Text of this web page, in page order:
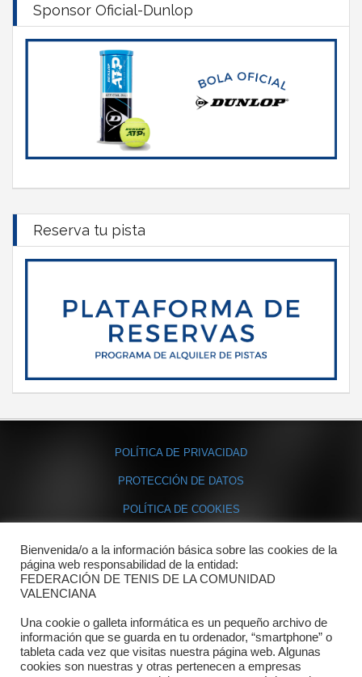
Sponsor Oficial-Dunlop
Reserva tu pista
POLÍTICA DE PRIVACIDAD
PROTECCIÓN DE DATOS
POLÍTICA DE COOKIES
Contacto
Dónde estamos
Directorio departamentos
Horario
Bienvenida/o a la información básica sobre las cookies de la
página web responsabilidad de la entidad:
FEDERACIÓN DE TENIS DE LA COMUNIDAD
VALENCIANA
Una cookie o galleta informática es un pequeño archivo de
información que se guarda en tu ordenador, “smartphone” o
tableta cada vez que visitas nuestra página web. Algunas
cookies son nuestras y otras pertenecen a empresas